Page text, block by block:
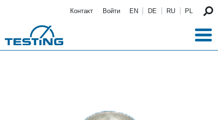
Контакт Войти EN DE RU PL